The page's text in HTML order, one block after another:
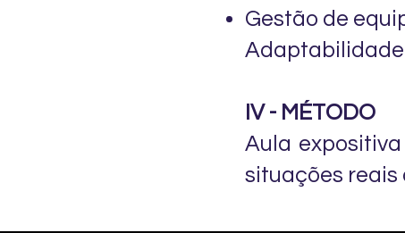
Gestão de
IV - MÉTODO
Aula
situações